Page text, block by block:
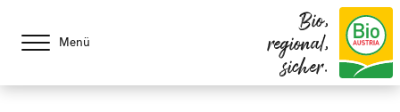
Menü
Bio,
regional,
sicher.